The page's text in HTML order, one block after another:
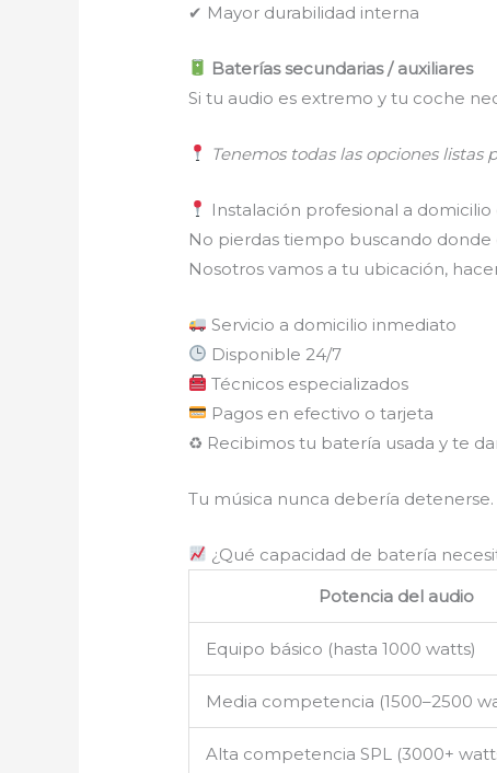
✔ Mayor durabilidad interna
Baterías secundarias / auxiliares
Si tu audio es extremo y tu coche
Tenemos todas las opciones
Instalación profesional a domicilio
No pierdas tiempo buscando
Nosotros vamos a tu ubicación,
Servicio a domicilio inmediato
Disponible 24/7
Técnicos especializados
Pagos en efectivo o tarjeta
♻ Recibimos tu batería usada y te
Tu música nunca debería
¿Qué capacidad de batería
Potencia del audio
Equipo básico (hasta 1000 watts)
Media competencia (1500–2500
Alta competencia SPL (3000+